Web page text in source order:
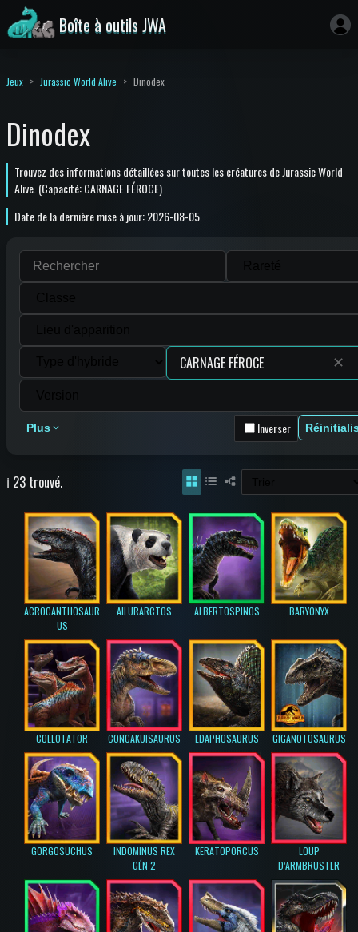
Boîte à outils JWA
Jeux Jurassic World Alive Dinodex
Dinodex
Trouvez des informations détaillées sur toutes les créatures de Jurassic World
Alive. (Capacité: CARNAGE FÉROCE)
Date de la dernière mise à jour: 2026-08-05
✕
Plus Inverser
ℹ️ 23 trouvé.
ACROCANTHOSAUR
US
AILURARCTOS ALBERTOSPINOS BARYONYX
COELOTATOR CONCAKUISAURUS EDAPHOSAURUS GIGANOTOSAURUS
GORGOSUCHUS
INDOMINUS REX
GÉN 2
KERATOPORCUS
LOUP
D’ARMBRUSTER